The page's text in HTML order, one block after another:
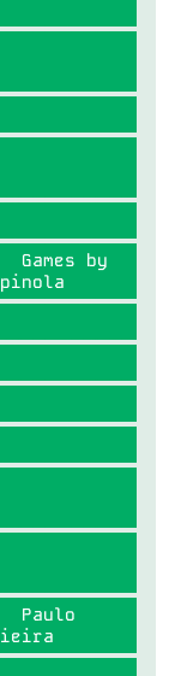
Games by
Paulo